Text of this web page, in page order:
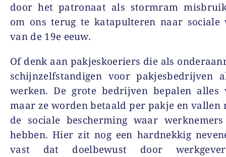
door het patronaat als stormram
om ons terug te katapulteren naar sociale
van de 19e eeuw.
Of denk aan pakjeskoeriers die als
schijnzelfstandigen voor pakjesbedrijven
werken. De grote bedrijven bepalen alles
maar ze worden betaald per pakje en vallen
de sociale bescherming waar
hebben. Hier zit nog een hardnekkig
vast dat doelbewust door